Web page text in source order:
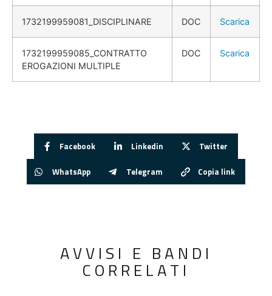
1732199959081_DISCIPLINARE DOC Scarica
1732199959085_CONTRATTO
EROGAZIONI MULTIPLE
DOC Scarica
Facebook Linkedin Twitter
WhatsApp Telegram Copia link
AVVISI E BANDI
CORRELATI